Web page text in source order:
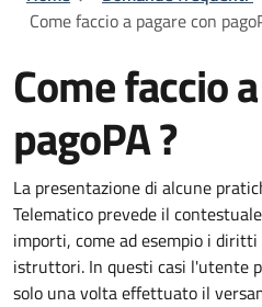
Come faccio a pagare con
Come faccio
pagoPA ?
La presentazione di alcune
Telematico prevede il
importi, come ad esempio i
istruttori. In questi casi l'utente
solo una volta effettuato il